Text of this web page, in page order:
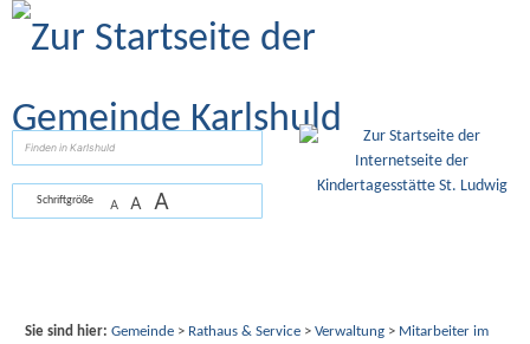
Zum Inhalt
Schriftgröße A A A
Sie sind hier: Gemeinde> Rathaus & Service> Verwaltung> Mitarbeiter im